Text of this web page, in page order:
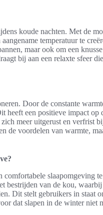
koude nachten. Met de
temperatuur te
maar ook om een
bij aan een relaxte sfeer
Door de constante
heeft een positieve impact op
meer uitgerust en verfrist
de voordelen van warmte,
slaapomgeving
bestrijden van de kou, waarbij
Dit stelt gebruikers in staat
dat slapen in de winter niet